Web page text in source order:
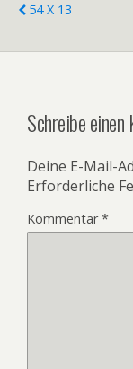
54 X 13
Schreibe
Deine E-Mail-
Erforderliche
Kommentar*